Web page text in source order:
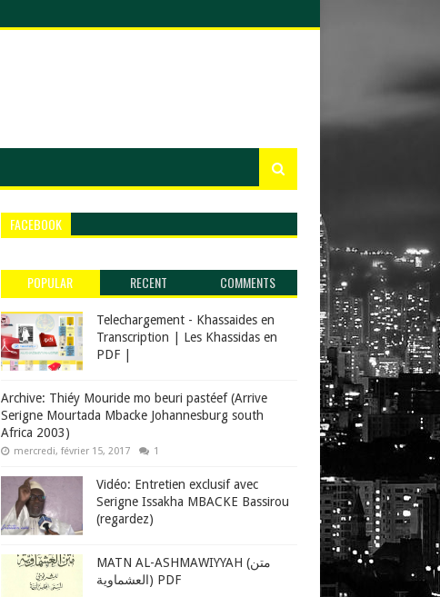
FACEBOOK
POPULAR RECENT COMMENTS
Telechargement - Khassaides en
Transcription | Les Khassidas en
PDF |
Archive: Thiéy Mouride mo beuri pastéef (Arrive
Serigne Mourtada Mbacke Johannesburg south
Africa 2003)
mercredi, février 15, 2017 1
Vidéo: Entretien exclusif avec
Serigne Issakha MBACKE Bassirou
(regardez)
MATN AL-ASHMAWIYYAH (متن
العشماوية) PDF